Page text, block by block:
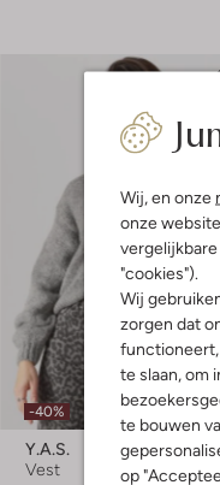
Wij, en onze
onze
"cookies").
Wij
zorgen dat
te slaan, om
te bouwen
op
-40%
Y.a.s.
Vest